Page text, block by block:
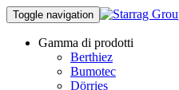
Toggle navigation
Gamma di prodotti
Berthiez
Bumotec
Dörries